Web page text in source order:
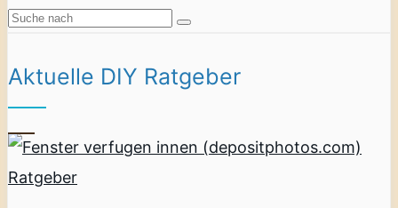
Aktuelle DIY Ratgeber
Ratgeber